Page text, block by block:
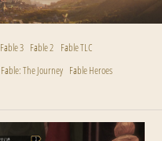
Fable 3 Fable 2 Fable TLC
Fable: The Journey Fable Heroes